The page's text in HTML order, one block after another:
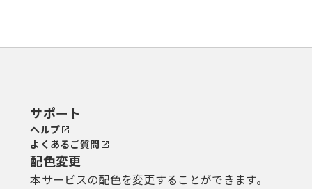
サポート
ヘルプ
よくあるご質問
配色変更
本サービスの配色を変更することができます。